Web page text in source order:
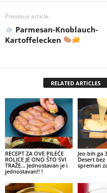
Previous article
Parmesan-Knoblauch-
Kartoffelecken
RELATED ARTICLES
RECEPT ZA OVE PILEĆE
ROLICE JE ONO ŠTO SVI
TRAŽE… Jednostavan je i
jednostavan!! !
Jeo bih ga
Desert bez
spreman